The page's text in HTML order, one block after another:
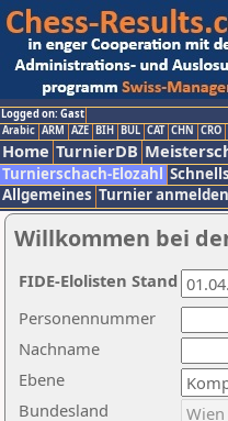
Logged on: Gast
Arabic ARM AZE BIH BUL CAT CHN CRO
Home TurnierDB
Turnierschach-Elozahl
Allgemeines Turnier
Willkommen bei
Nachname
Ebene
Personennummer
Bundesland
FIDE-Elolisten Stand